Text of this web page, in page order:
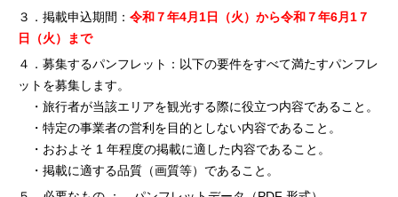
３．掲載申込期間： 令和７年4月1日（火）から令和７年6月1７
日（火）まで
４．募集するパンフレット： 以下の要件をすべて満たすパンフレ
ットを募集します。
・旅行者が当該エリアを観光する際に役立つ内容であること。
・特定の事業者の営利を目的としない内容であること。
・おおよそ 1 年程度の掲載に適した内容であること。
・掲載に適する品質（画質等）であること。